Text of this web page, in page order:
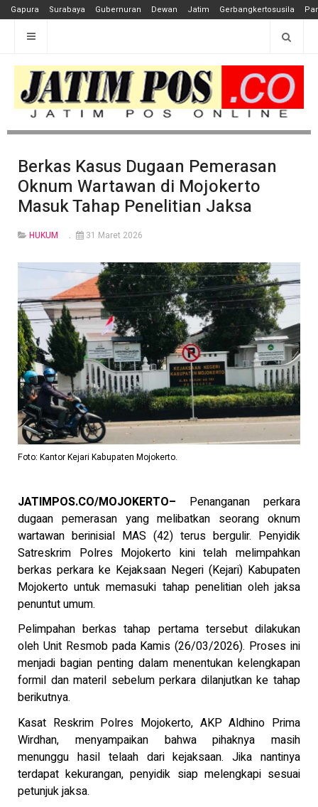
Gapura Surabaya Gubernuran Dewan Jatim Gerbangkertosusila
Berkas Kasus Dugaan Pemerasan
Oknum Wartawan di Mojokerto
Masuk Tahap Penelitian Jaksa
HUKUM 31 Maret 2026
Foto: Kantor Kejari Kabupaten Mojokerto.
JATIMPOS.CO/MOJOKERTO– Penanganan perkara
dugaan pemerasan yang melibatkan seorang oknum
wartawan berinisial MAS (42) terus bergulir. Penyidik
Satreskrim Polres Mojokerto kini telah melimpahkan
berkas perkara ke Kejaksaan Negeri (Kejari) Kabupaten
Mojokerto untuk memasuki tahap penelitian oleh jaksa
penuntut umum.
Pelimpahan berkas tahap pertama tersebut dilakukan
oleh Unit Resmob pada Kamis (26/03/2026). Proses ini
menjadi bagian penting dalam menentukan kelengkapan
formil dan materil sebelum perkara dilanjutkan ke tahap
berikutnya.
Kasat Reskrim Polres Mojokerto, AKP Aldhino Prima
Wirdhan, menyampaikan bahwa pihaknya masih
menunggu hasil telaah dari kejaksaan. Jika nantinya
terdapat kekurangan, penyidik siap melengkapi sesuai
petunjuk jaksa.